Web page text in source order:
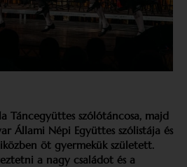
Táncegyüttes szólótáncosa, majd
Állami Népi Együttes szólistája és
öt gyermekük született.
a nagy családot és a